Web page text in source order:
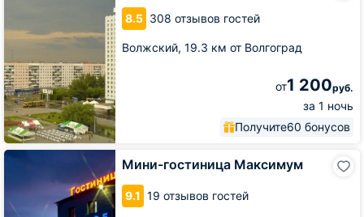
8.5 308 отзывов гостей
Волжский, 19.3 км от Волгоград
от1 200руб.
за 1 ночь
Получите60 бонусов
Мини-гостиница Максимум
9.1 19 отзывов гостей
Мини-
Максимум